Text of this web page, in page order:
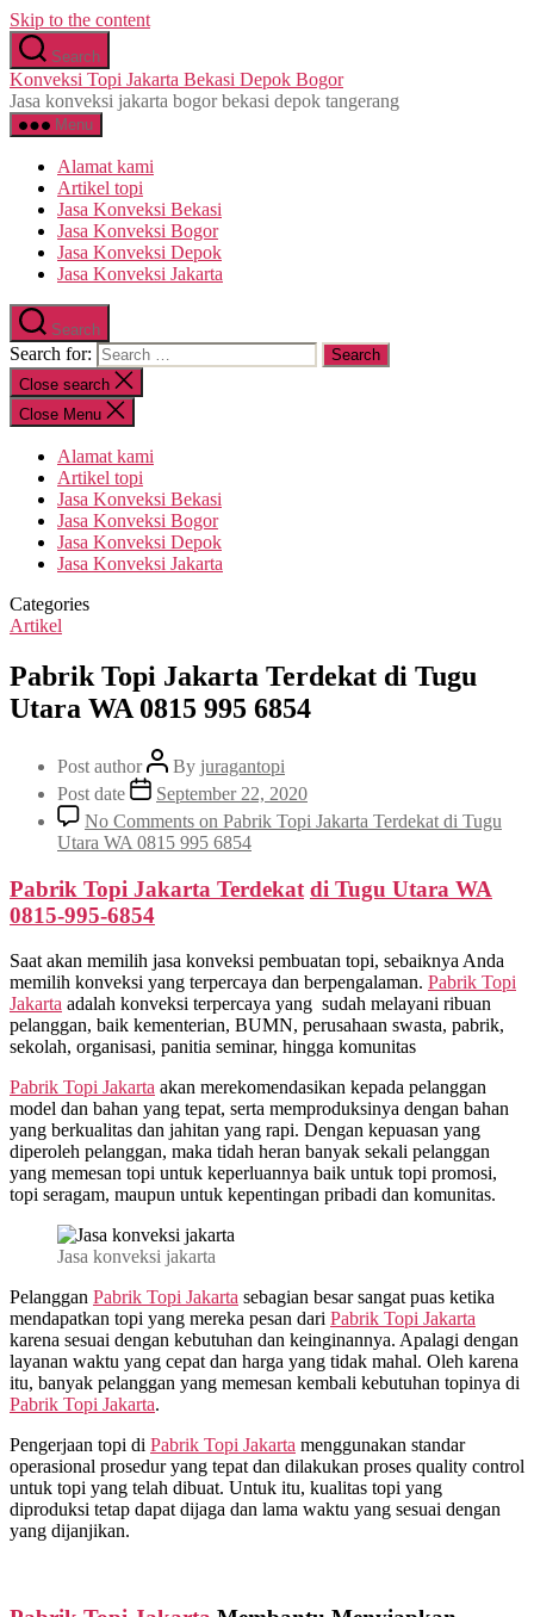
Skip to the content
Search
Konveksi Topi Jakarta Bekasi Depok Bogor
Jasa konveksi jakarta bogor bekasi depok tangerang
Menu
Alamat kami
Artikel topi
Jasa Konveksi Bekasi
Jasa Konveksi Bogor
Jasa Konveksi Depok
Jasa Konveksi Jakarta
Search
Search for:
Close search
Close Menu
Alamat kami
Artikel topi
Jasa Konveksi Bekasi
Jasa Konveksi Bogor
Jasa Konveksi Depok
Jasa Konveksi Jakarta
Categories
Artikel
Pabrik Topi Jakarta Terdekat di Tugu
Utara WA 0815 995 6854
Post author By juragantopi
Post date
September 22, 2020
No Comments on Pabrik Topi Jakarta Terdekat di Tugu
Utara WA 0815 995 6854
Pabrik Topi Jakarta Terdekat di Tugu Utara WA
0815-995-6854
Saat akan memilih jasa konveksi pembuatan topi, sebaiknya Anda
memilih konveksi yang terpercaya dan berpengalaman. Pabrik Topi
Jakarta adalah konveksi terpercaya yang sudah melayani ribuan
pelanggan, baik kementerian, BUMN, perusahaan swasta, pabrik,
sekolah, organisasi, panitia seminar, hingga komunitas
Pabrik Topi Jakarta akan merekomendasikan kepada pelanggan
model dan bahan yang tepat, serta memproduksinya dengan bahan
yang berkualitas dan jahitan yang rapi. Dengan kepuasan yang
diperoleh pelanggan, maka tidah heran banyak sekali pelanggan
yang memesan topi untuk keperluannya baik untuk topi promosi,
topi seragam, maupun untuk kepentingan pribadi dan komunitas.
Jasa konveksi jakarta
Pelanggan Pabrik Topi Jakarta sebagian besar sangat puas ketika
mendapatkan topi yang mereka pesan dari Pabrik Topi Jakarta
karena sesuai dengan kebutuhan dan keinginannya. Apalagi dengan
layanan waktu yang cepat dan harga yang tidak mahal. Oleh karena
itu, banyak pelanggan yang memesan kembali kebutuhan topinya di
Pabrik Topi Jakarta.
Pengerjaan topi di Pabrik Topi Jakarta menggunakan standar
operasional prosedur yang tepat dan dilakukan proses quality control
untuk topi yang telah dibuat. Untuk itu, kualitas topi yang
diproduksi tetap dapat dijaga dan lama waktu yang sesuai dengan
yang dijanjikan.